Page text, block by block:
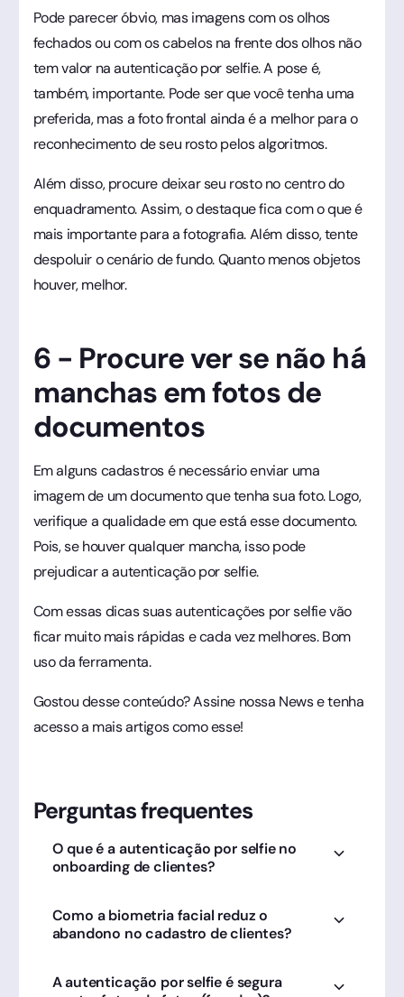
Pode parecer óbvio, mas imagens com os olhos
fechados ou com os cabelos na frente dos olhos não
tem valor na autenticação por selfie. A pose é,
também, importante. Pode ser que você tenha uma
preferida, mas a foto frontal ainda é a melhor para o
reconhecimento de seu rosto pelos algoritmos.
Além disso, procure deixar seu rosto no centro do
enquadramento. Assim, o destaque fica com o que é
mais importante para a fotografia. Além disso, tente
despoluir o cenário de fundo. Quanto menos objetos
houver, melhor.
6 - Procure ver se não há
manchas em fotos de
documentos
Em alguns cadastros é necessário enviar uma
imagem de um documento que tenha sua foto. Logo,
verifique a qualidade em que está esse documento.
Pois, se houver qualquer mancha, isso pode
prejudicar a autenticação por selfie.
Com essas dicas suas autenticações por selfie vão
ficar muito mais rápidas e cada vez melhores. Bom
uso da ferramenta.
Gostou desse conteúdo? Assine nossa News e tenha
acesso a mais artigos como esse!
Perguntas frequentes
O que é a autenticação por selfie no
onboarding de clientes?
identidade do usuário em tempo real. A
Clicksign utiliza essa tecnologia para garantir
Como a biometria facial reduz o
abandono no cadastro de clientes?
validação rápida via smartphone, eliminando
A autenticação por selfie é segura